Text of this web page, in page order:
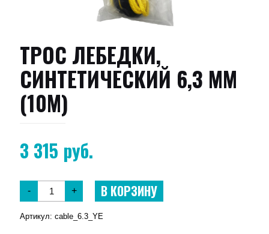
ТРОС ЛЕБЕДКИ,
СИНТЕТИЧЕСКИЙ 6,3 ММ
(10М)
3 315 руб.
- + В КОРЗИНУ
Артикул: cable_6.3_YE